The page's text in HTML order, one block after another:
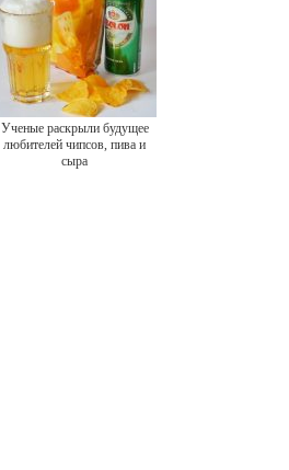
Ученые раскрыли будущее
любителей чипсов, пива и
сыра